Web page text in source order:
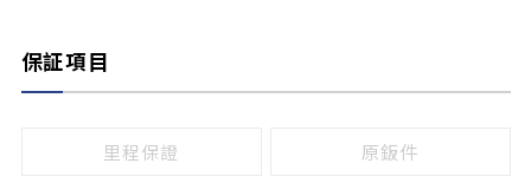
無
有
頭燈光源
保証項目
里程保證 原鈑件